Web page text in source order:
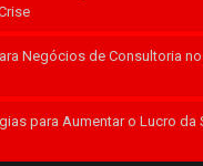
Negócios de Consultoria
para Aumentar o Lucro da